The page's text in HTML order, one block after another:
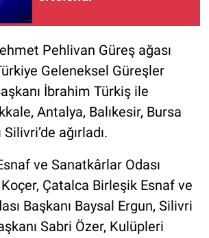
Pehlivan Güreş ağası
Geleneksel Güreşler
İbrahim Türkiş ile
Antalya, Balıkesir, Bursa
ağırladı.
ve Sanatkârlar Odası
Koçer, Çatalca Birleşik Esnaf ve
Başkanı Baysal Ergun, Silivri
Sabri Özer, Kulüpleri